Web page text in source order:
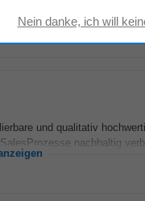
Elektrotechnik oder
und qualitativ
nachhaltig